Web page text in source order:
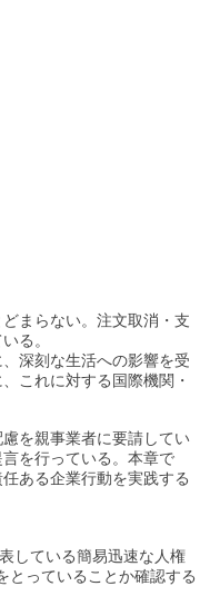
まらない。注文取消・支
る。
深刻な生活への影響を受
これに対する国際機関・
を親事業者に要請してい
を行っている。本章で
ある企業行動を実践する
している簡易迅速な人権
とっていることか確認する